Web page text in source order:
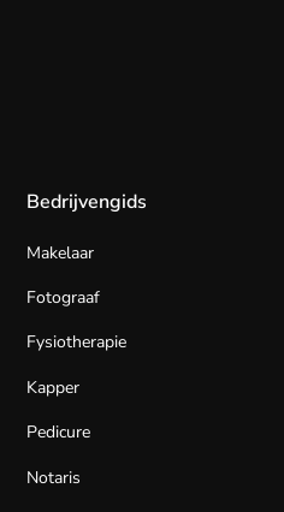
Bedrijvengids
Makelaar
Fotograaf
Fysiotherapie
Kapper
Pedicure
Notaris